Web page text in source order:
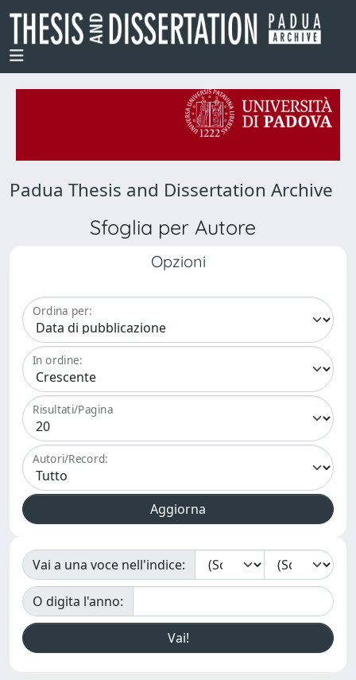
Padua Thesis and Dissertation Archive
Sfoglia per Autore
Opzioni
Ordina per:
In ordine:
Risultati/Pagina
Autori/Record:
Vai a una voce nell'indice:
O digita l'anno: